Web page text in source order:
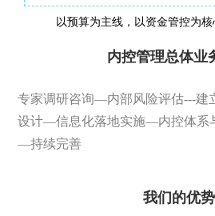
以预算为主线，以资金管控为
内控管理总体业
专家调研咨询—内部风险评估---
设计—信息化落地实施—内控体系
—持续完善
我们的优势